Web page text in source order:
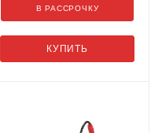
КУПИТЬ
В РАССРОЧКУ